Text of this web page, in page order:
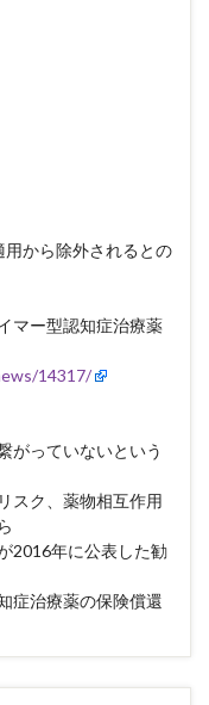
用から除外されるとの
マー型認知症治療薬
14317/
がっていないという
スク、薬物相互作用
2016年に公表した勧
症治療薬の保険償還